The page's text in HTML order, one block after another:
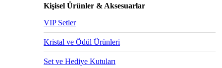
Kişisel Ürünler & Aksesuarlar
VIP Setler
Kristal ve Ödül Ürünleri
Set ve Hediye Kutuları